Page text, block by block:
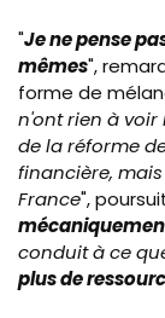
"Je ne pense
mêmes",
forme de
n'ont rien à voir
de la réforme
financière,
France",
conduit à ce
plus de